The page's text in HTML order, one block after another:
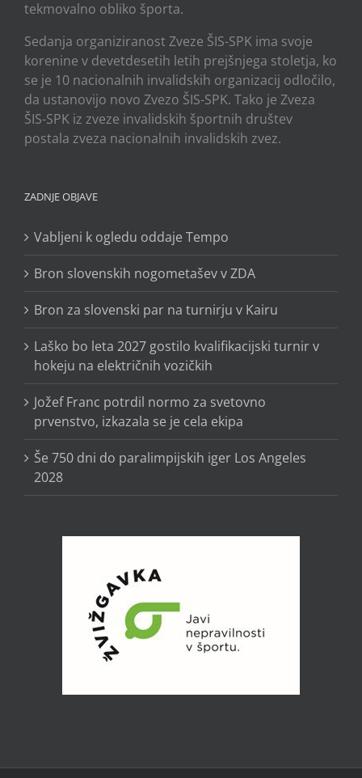
tekmovalno obliko športa.
Sedanja organiziranost Zveze ŠIS-SPK ima svoje
korenine v devetdesetih letih prejšnjega stoletja, ko
se je 10 nacionalnih invalidskih organizacij odločilo,
da ustanovijo novo Zvezo ŠIS-SPK. Tako je Zveza
ŠIS-SPK iz zveze invalidskih športnih društev
postala zveza nacionalnih invalidskih zvez.
ZADNJE OBJAVE
Vabljeni k ogledu oddaje Tempo
Bron slovenskih nogometašev v ZDA
Bron za slovenski par na turnirju v Kairu
Laško bo leta 2027 gostilo kvalifikacijski turnir v
hokeju na električnih vozičkih
Jožef Franc potrdil normo za svetovno
prvenstvo, izkazala se je cela ekipa
Še 750 dni do paralimpijskih iger Los Angeles
2028